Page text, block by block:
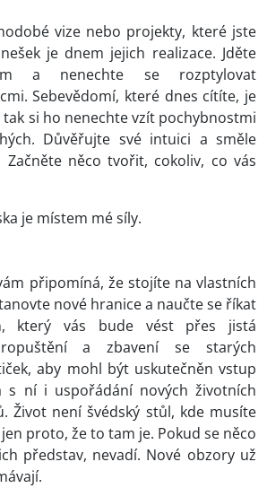
vize nebo projekty, které jste
je dnem jejich realizace. Jděte
a nenechte se rozptylovat
Sebevědomí, které dnes cítíte, je
tak si ho nenechte vzít pochybnostmi
Důvěřujte své intuici a směle
Začněte něco tvořit, cokoliv, co vás
je místem mé síly.
připomíná, že stojíte na vlastních
nové hranice a naučte se říkat
který vás bude vést přes jistá
a zbavení se starých
aby mohl být uskutečněn vstup
s ní i uspořádání nových životních
Život není švédský stůl, kde musíte
proto, že to tam je. Pokud se něco
představ, nevadí. Nové obzory už